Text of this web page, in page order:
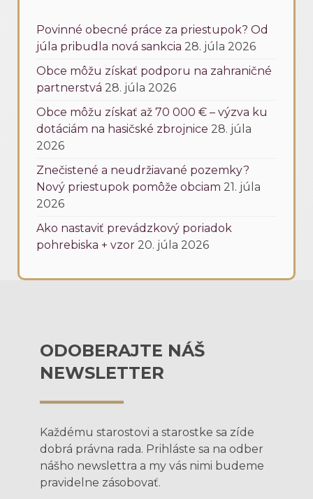
Povinné obecné práce za priestupok? Od
júla pribudla nová sankcia 28. júla 2026
Obce môžu získať podporu na zahraničné
partnerstvá 28. júla 2026
Obce môžu získať až 70 000 € – výzva ku
dotáciám na hasičské zbrojnice 28. júla
2026
Znečistené a neudržiavané pozemky?
Nový priestupok pomôže obciam 21. júla
2026
Ako nastaviť prevádzkový poriadok
pohrebiska + vzor 20. júla 2026
ODOBERAJTE NÁŠ
NEWSLETTER
Každému starostovi a starostke sa zíde
dobrá právna rada. Prihláste sa na odber
nášho newslettra a my vás nimi budeme
pravidelne zásobovať.